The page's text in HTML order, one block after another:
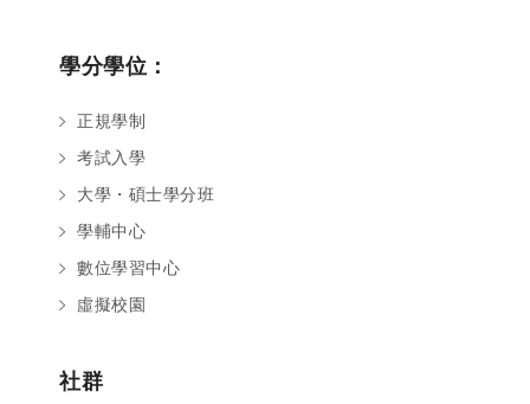
學分學位：
正規學制
考試入學
大學・碩士學分班
學輔中心
數位學習中心
虛擬校園
社群